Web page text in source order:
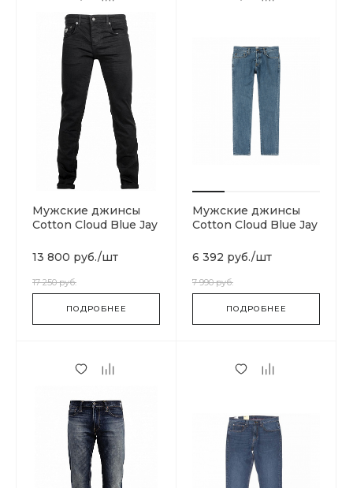
Мужские джинсы
Cotton Cloud Blue Jay
13 800 руб./шт
17 250 руб.
ПОДРОБНЕЕ
Мужские джинсы
Cotton Cloud Blue Jay
6 392 руб./шт
7 990 руб.
ПОДРОБНЕЕ